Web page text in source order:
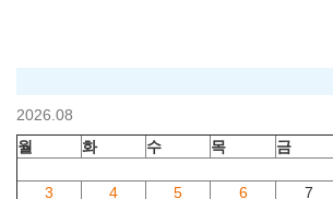
2026.08
월
화 수 목 금
3
4 5 6 7